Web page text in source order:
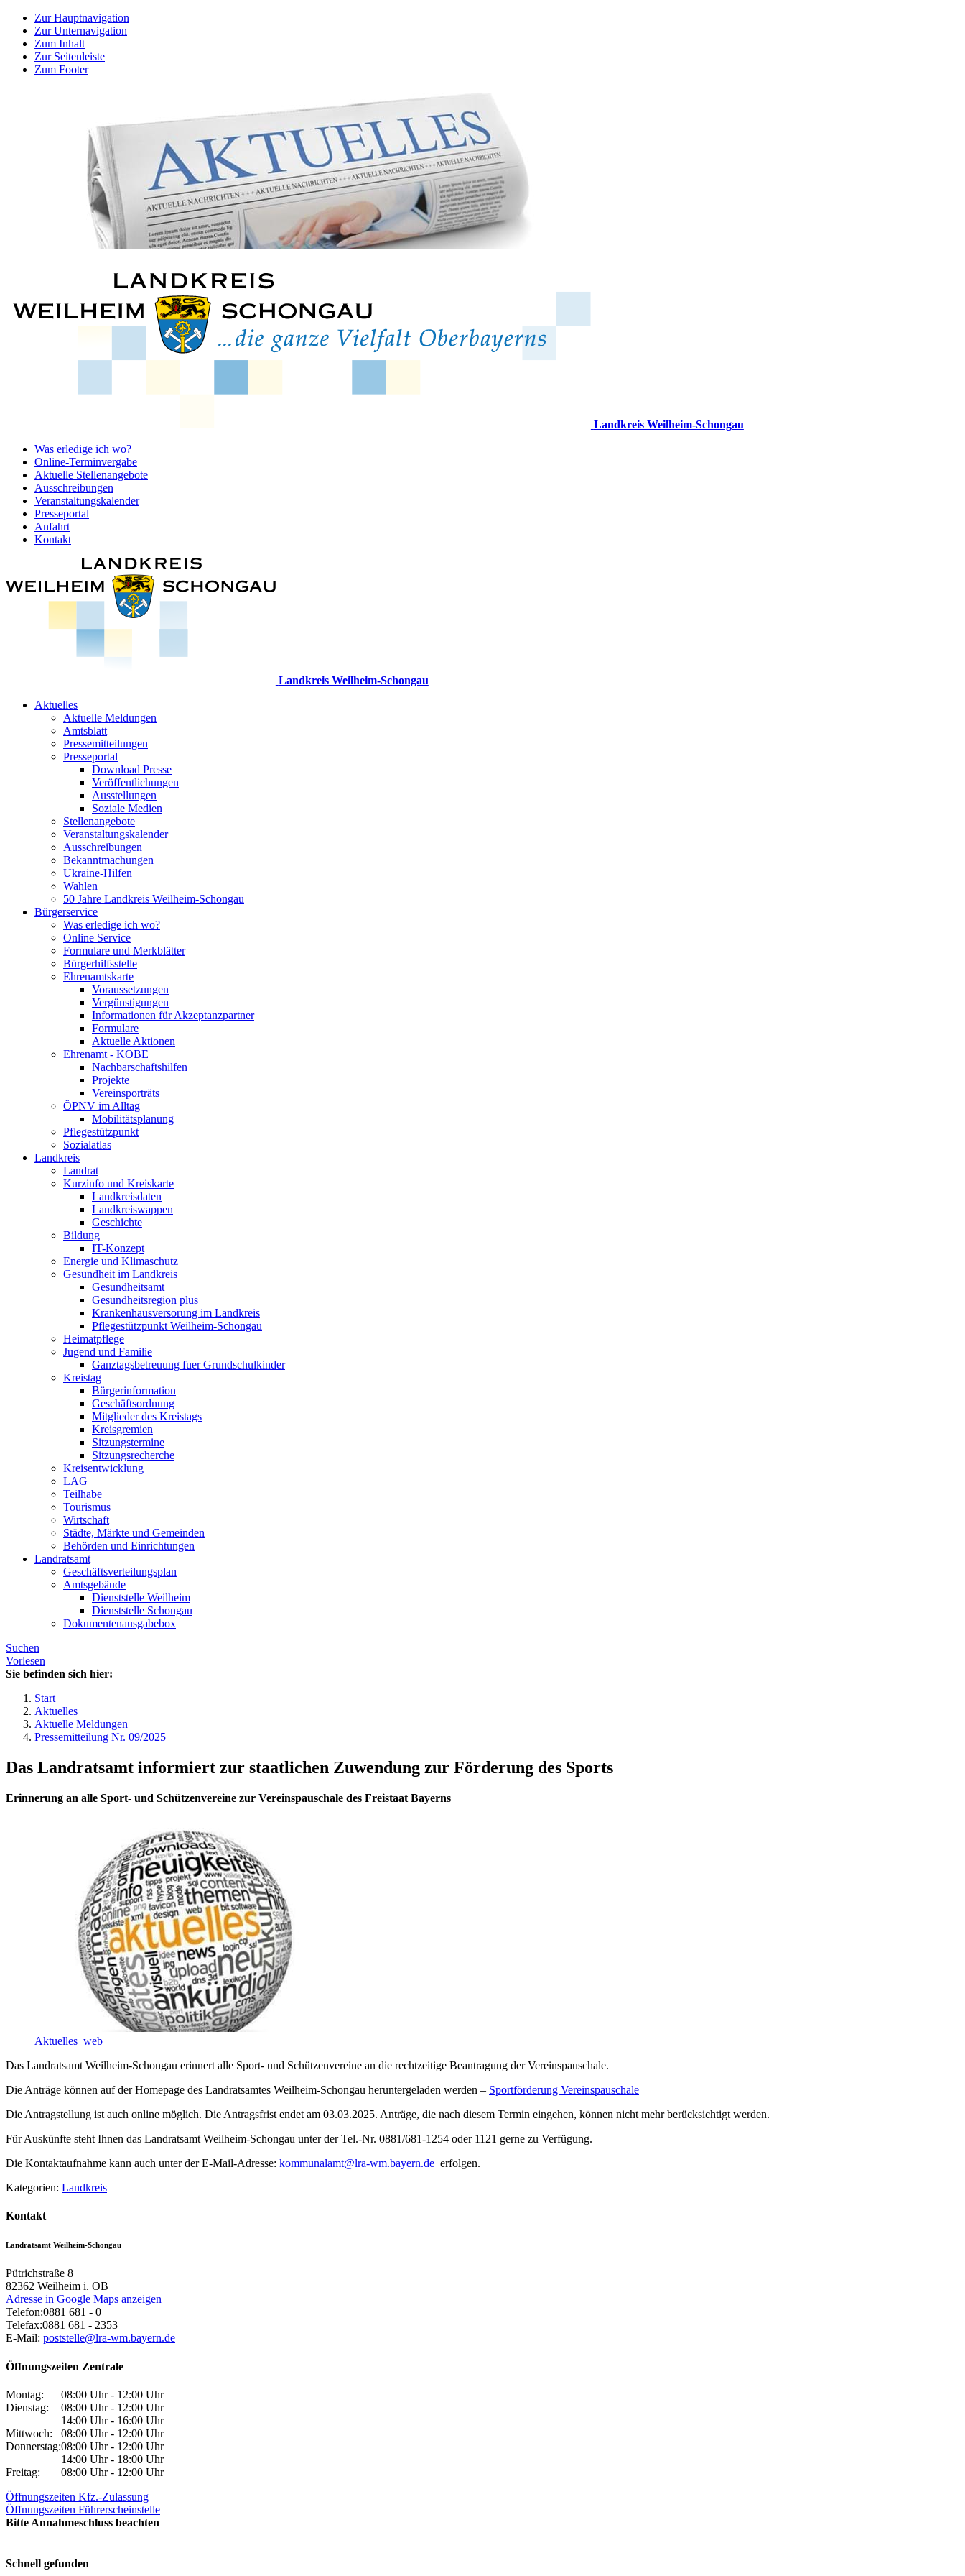
Zur Hauptnavigation
Zur Unternavigation
Zum Inhalt
Zur Seitenleiste
Zum Footer
Landkreis Weilheim-Schongau
Was erledige ich wo?
Online-Terminvergabe
Aktuelle Stellenangebote
Ausschreibungen
Veranstaltungskalender
Presseportal
Anfahrt
Kontakt
Landkreis Weilheim-Schongau
Aktuelles
Aktuelle Meldungen
Amtsblatt
Pressemitteilungen
Presseportal
Download Presse
Veröffentlichungen
Ausstellungen
Soziale Medien
Stellenangebote
Veranstaltungskalender
Ausschreibungen
Bekanntmachungen
Ukraine-Hilfen
Wahlen
50 Jahre Landkreis Weilheim-Schongau
Bürgerservice
Was erledige ich wo?
Online Service
Formulare und Merkblätter
Bürgerhilfsstelle
Ehrenamtskarte
Voraussetzungen
Vergünstigungen
Informationen für Akzeptanzpartner
Formulare
Aktuelle Aktionen
Ehrenamt - KOBE
Nachbarschaftshilfen
Projekte
Vereinsporträts
ÖPNV im Alltag
Mobilitätsplanung
Pflegestützpunkt
Sozialatlas
Landkreis
Landrat
Kurzinfo und Kreiskarte
Landkreisdaten
Landkreiswappen
Geschichte
Bildung
IT-Konzept
Energie und Klimaschutz
Gesundheit im Landkreis
Gesundheitsamt
Gesundheitsregion plus
Krankenhausversorung im Landkreis
Pflegestützpunkt Weilheim-Schongau
Heimatpflege
Jugend und Familie
Ganztagsbetreuung fuer Grundschulkinder
Kreistag
Bürgerinformation
Geschäftsordnung
Mitglieder des Kreistags
Kreisgremien
Sitzungstermine
Sitzungsrecherche
Kreisentwicklung
LAG
Teilhabe
Tourismus
Wirtschaft
Städte, Märkte und Gemeinden
Behörden und Einrichtungen
Landratsamt
Geschäftsverteilungsplan
Amtsgebäude
Dienststelle Weilheim
Dienststelle Schongau
Dokumentenausgabebox
Suchen
Vorlesen
Sie befinden sich hier:
Start
Aktuelles
Aktuelle Meldungen
Pressemitteilung Nr. 09/2025
Das Landratsamt informiert zur staatlichen Zuwendung zur Förderung des Sports
Erinnerung an alle Sport- und Schützenvereine zur Vereinspauschale des Freistaat Bayerns
Aktuelles_web
Das Landratsamt Weilheim-Schongau erinnert alle Sport- und Schützenvereine an die rechtzeitige Beantragung der Vereinspauschale.
Die Anträge können auf der Homepage des Landratsamtes Weilheim-Schongau heruntergeladen werden – Sportförderung Vereinspauschale
Die Antragstellung ist auch online möglich. Die Antragsfrist endet am 03.03.2025. Anträge, die nach diesem Termin eingehen, können nicht mehr berücksichtigt werden.
Für Auskünfte steht Ihnen das Landratsamt Weilheim-Schongau unter der Tel.-Nr. 0881/681-1254 oder 1121 gerne zu Verfügung.
Die Kontaktaufnahme kann auch unter der E-Mail-Adresse: kommunalamt@lra-wm.bayern.de erfolgen.
Kategorien: Landkreis
Kontakt
Landratsamt Weilheim-Schongau
Pütrichstraße 8
82362 Weilheim i. OB
Adresse in Google Maps anzeigen
Telefon:0881 681 - 0
Telefax:0881 681 - 2353
E-Mail: poststelle@lra-wm.bayern.de
Öffnungszeiten Zentrale
Montag:
08:00 Uhr - 12:00 Uhr
Dienstag:
08:00 Uhr - 12:00 Uhr
14:00 Uhr - 16:00 Uhr
Mittwoch:
08:00 Uhr - 12:00 Uhr
Donnerstag:08:00 Uhr - 12:00 Uhr
14:00 Uhr - 18:00 Uhr
Freitag:
08:00 Uhr - 12:00 Uhr
Öffnungszeiten Kfz.-Zulassung
Öffnungszeiten Führerscheinstelle
Bitte Annahmeschluss beachten
Schnell gefunden